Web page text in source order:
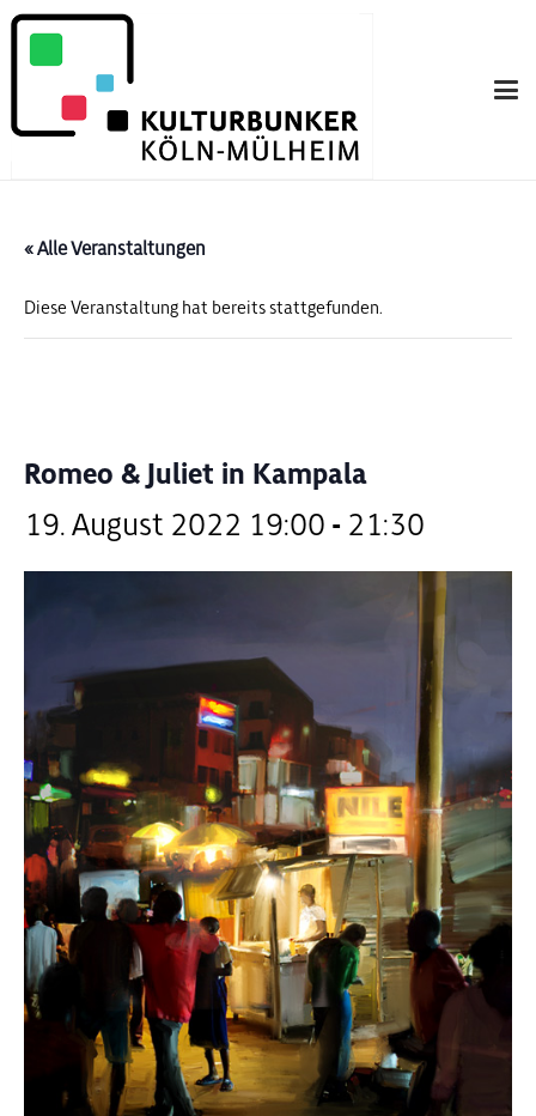
« Alle Veranstaltungen
Diese Veranstaltung hat bereits stattgefunden.
Romeo & Juliet in Kampala
19. August 2022 19:00 - 21:30